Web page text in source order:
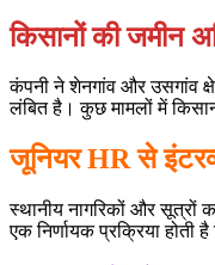
किसानों की जमीन
कंपनी ने शेनगांव और उसगांव
लंबित है। कुछ मामलों में
जूनियर HR से
स्थानीय नागरिकों और सूत्रों
एक निर्णायक प्रक्रिया होती